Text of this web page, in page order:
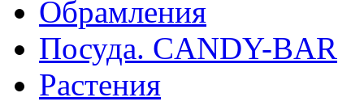
Обрамления
Посуда. CANDY-BAR
Растения